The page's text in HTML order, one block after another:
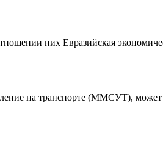
них Евразийская
на транспорте (ММСУТ),